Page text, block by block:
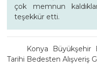
çok memnun
teşekkür etti.
Konya Büyükşehir
Tarihi Bedesten Alışveriş